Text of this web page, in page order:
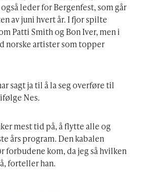
leder for Bergenfest, som går
av juni hvert år. I fjor spilte
Patti Smith og Bon Iver, men i
norske artister som topper
sagt ja til å la seg overføre til
Nes.
mest tid på, å flytte alle og
års program. Den kabalen
forbudene kom, da jeg så hvilken
forteller han.